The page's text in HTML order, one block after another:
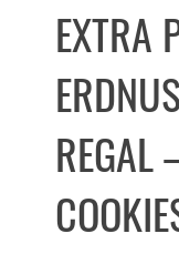
EXTRA
REGAL